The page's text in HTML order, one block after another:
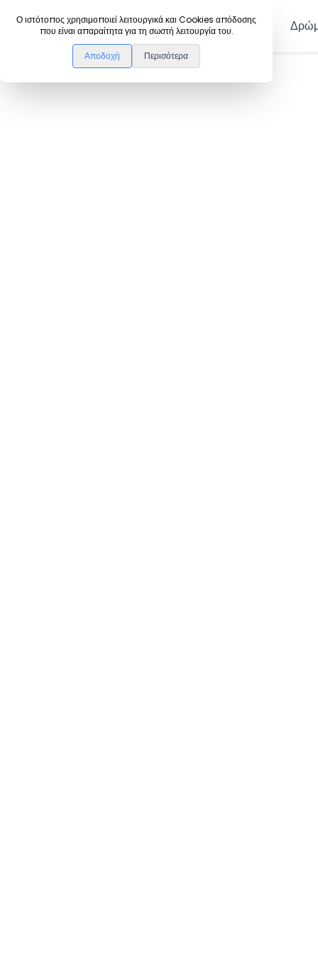
Ο ιστότοπος χρησιμοποιεί λειτουργικά και Cookies απόδοσης
που είναι απαραίτητα για τη σωστή λειτουργία του.
Αποδοχή Περισότερα
DanceLink Μέλη